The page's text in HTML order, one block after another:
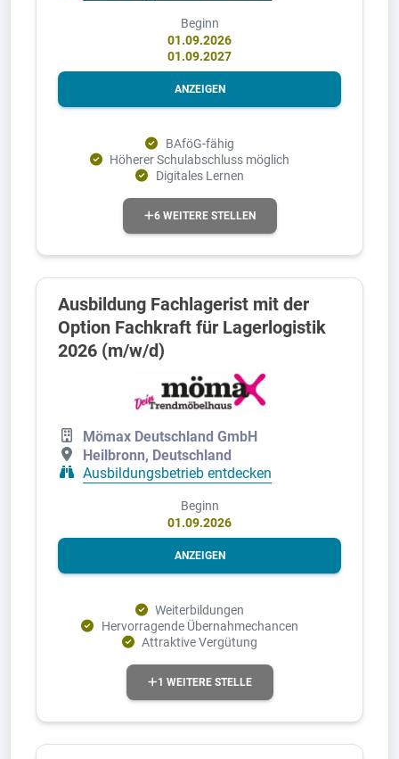
Beginn
01.09.2026
01.09.2027
ANZEIGEN
BAföG-fähig
Höherer Schulabschluss möglich
Digitales Lernen
6 WEITERE STELLEN
Ausbildung Fachlagerist mit der
Option Fachkraft für Lagerlogistik
2026 (m/w/d)
Mömax Deutschland GmbH
Heilbronn, Deutschland
Ausbildungsbetrieb entdecken
Beginn
01.09.2026
ANZEIGEN
Weiterbildungen
Hervorragende Übernahmechancen
Attraktive Vergütung
1 WEITERE STELLE